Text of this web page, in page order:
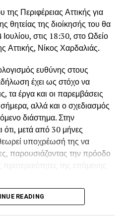
των εγγονών του, που
συγκινημένες, μη μπορώντας
δάκρυα.
Α΄ Νεκροταφείο Αθηνών.
την εκδημία της το 2015.
ο Γιάννης Βαρβιτσιώτηςείχε
καθώς είχε γεννηθεί σαν
του Μυστρά και του
βρισκόταν την τελευταία
υγείας που
Βαρβιτσιώτης
στην Αθήνα στις 2
και πολιτικός που
και
(1993 – 1997).
Περιφέρειας Αττικής για
θητείας της διοίκησής του θα
στις 18:30, στο Ωδείο
Αττικής, Νίκος Χαρδαλιάς.
ευθύνης στους
έχει ως στόχο να
τα έργα και οι παρεμβάσεις
αλλά και ο σχεδιασμός
διάστημα. Στην
ότι, μετά από 30 μήνες
υποχρέωσή της να
παρουσιάζοντας την πρόοδο
προτεραιότητες της επόμενης
στις «300+1 δεσμεύσεις» της
READING